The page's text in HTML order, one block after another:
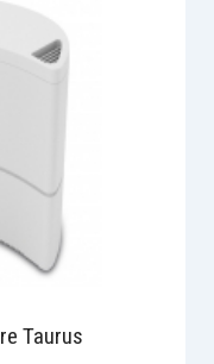
Taurus